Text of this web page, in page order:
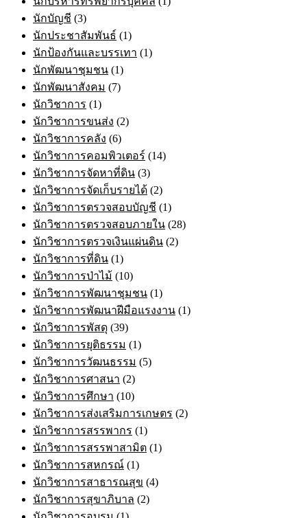
นักบัญชี (3)
นักประชาสัมพันธ์ (1)
นักป้องกันและบรรเทา (1)
นักพัฒนาชุมชน (1)
นักพัฒนาสังคม (7)
นักวิชาการ (1)
นักวิชาการขนส่ง (2)
นักวิชาการคลัง (6)
นักวิชาการคอมพิวเตอร์ (14)
นักวิชาการจัดหาที่ดิน (3)
นักวิชาการจัดเก็บรายได้ (2)
นักวิชาการตรวจสอบบัญชี (1)
นักวิชาการตรวจสอบภายใน (28)
นักวิชาการตรวจเงินแผ่นดิน (2)
นักวิชาการที่ดิน (1)
นักวิชาการป่าไม้ (10)
นักวิชาการพัฒนาชุมชน (1)
นักวิชาการพัฒนาฝีมือแรงงาน (1)
นักวิชาการพัสดุ (39)
นักวิชาการยุติธรรม (1)
นักวิชาการวัฒนธรรม (5)
นักวิชาการศาสนา (2)
นักวิชาการศึกษา (10)
นักวิชาการส่งเสริมการเกษตร (2)
นักวิชาการสรรพากร (1)
นักวิชาการสรรพาสามิต (1)
นักวิชาการสหกรณ์ (1)
นักวิชาการสาธารณสุข (4)
นักวิชาการสุขาภิบาล (2)